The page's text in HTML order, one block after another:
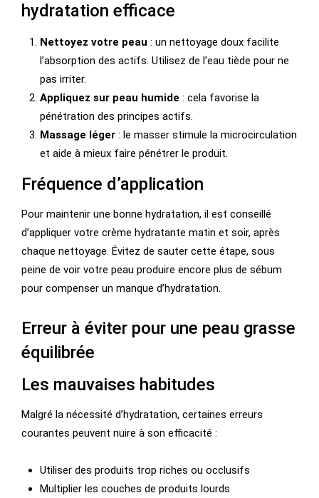
hydratation efficace
Nettoyez votre peau : un nettoyage doux facilite
l’absorption des actifs. Utilisez de l’eau tiède pour ne
pas irriter.
Appliquez sur peau humide : cela favorise la
pénétration des principes actifs.
Massage léger : le masser stimule la microcirculation
et aide à mieux faire pénétrer le produit.
Fréquence d’application
Pour maintenir une bonne hydratation, il est conseillé
d’appliquer votre crème hydratante matin et soir, après
chaque nettoyage. Évitez de sauter cette étape, sous
peine de voir votre peau produire encore plus de sébum
pour compenser un manque d’hydratation.
Erreur à éviter pour une peau grasse
équilibrée
Les mauvaises habitudes
Malgré la nécessité d’hydratation, certaines erreurs
courantes peuvent nuire à son efficacité :
Utiliser des produits trop riches ou occlusifs
Multiplier les couches de produits lourds